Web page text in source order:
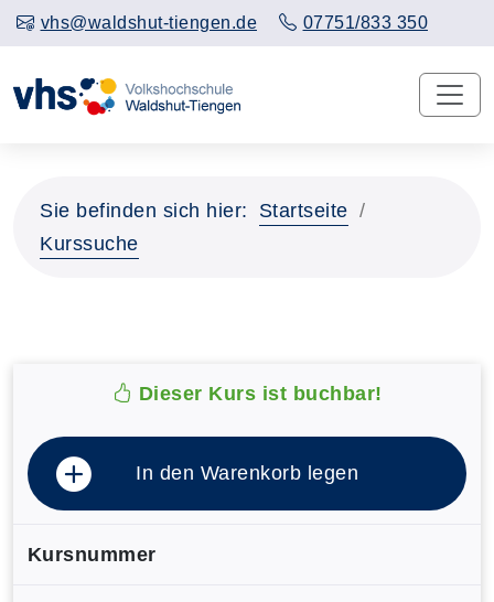
vhs@waldshut-tiengen.de 07751/833 350
Sie befinden sich hier:
Startseite
Kurssuche
Dieser Kurs ist buchbar!
In den Warenkorb legen
Kursnummer